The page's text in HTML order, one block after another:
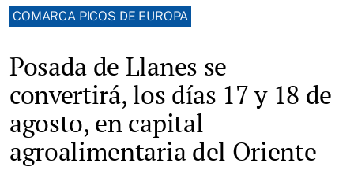
COMARCA PICOS DE EUROPA
Posada de Llanes se
convertirá, los días 17 y 18 de
agosto, en capital
agroalimentaria del Oriente